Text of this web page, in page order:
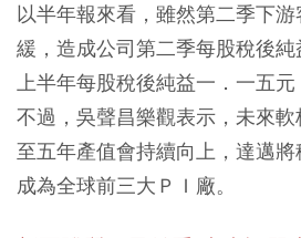
以半年報來看，雖然第二季下
緩，造成公司第二季每股稅後
上半年每股稅後純益一．一五元
不過，吳聲昌樂觀表示，未來
至五年產值會持續向上，達邁
成為全球前三大ＰＩ廠。